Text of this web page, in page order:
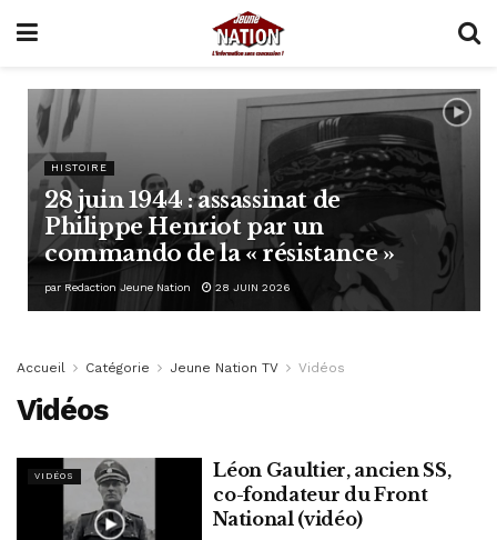
HISTOIRE
28 juin 1944 : assassinat de
Philippe Henriot par un
commando de la « résistance »
par Redaction Jeune Nation 28 JUIN 2026
Accueil Catégorie Jeune Nation TV Vidéos
Vidéos
VIDÉOS
Léon Gaultier, ancien SS,
co-fondateur du Front
National (vidéo)